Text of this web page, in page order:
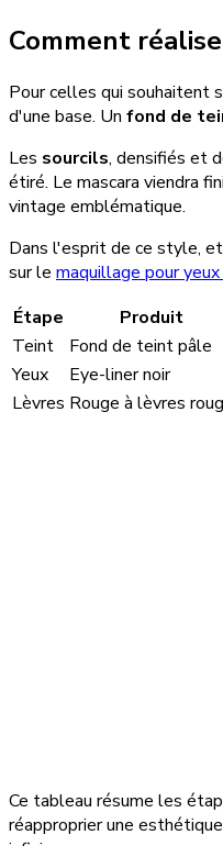
Comment
Pour celles qui souhaitent
d'une base. Un fond de
Les sourcils, densifiés et
étiré. Le mascara viendra
vintage emblématique.
Dans l'esprit de ce style,
sur le maquillage pour
Étape
Produit
Teint
Fond de teint pâle
Yeux
Eye-liner noir
Lèvres Rouge à lèvres
Ce tableau résume les
réapproprier une